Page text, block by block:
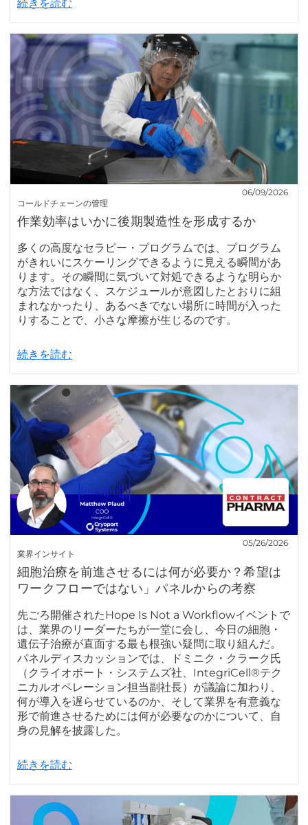
続きを読む
コールドチェーンの管理
06/09/2026
作業効率はいかに後期製造性を形成するか
多くの高度なセラピー・プログラムでは、プログラム
がきれいにスケーリングできるように見える瞬間があ
ります。その瞬間に気づいて対処できるような明らか
な方法ではなく、スケジュールが意図したとおりに組
まれなかったり、あるべきでない場所に時間が入った
りすることで、小さな摩擦が生じるのです。
続きを読む
業界インサイト
05/26/2026
細胞治療を前進させるには何が必要か？希望は
ワークフローではない」パネルからの考察
先ごろ開催されたHope Is Not a Workflowイベントで
は、業界のリーダーたちが一堂に会し、今日の細胞・
遺伝子治療が直面する最も根強い疑問に取り組んだ。
パネルディスカッションでは、ドミニク・クラーク氏
（クライオポート・システムズ社、IntegriCell®テク
ニカルオペレーション担当副社長）が議論に加わり、
何が導入を遅らせているのか、そして業界を有意義な
形で前進させるためには何が必要なのかについて、自
身の見解を披露した。
続きを読む